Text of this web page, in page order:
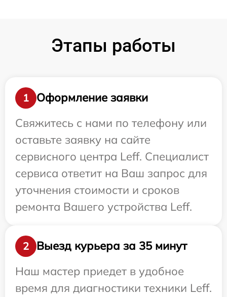
Этапы работы
1
Оформление заявки
Свяжитесь с нами по телефону или
оставьте заявку на сайте
сервисного центра Leff. Специалист
сервиса ответит на Ваш запрос для
уточнения стоимости и сроков
ремонта Вашего устройства Leff.
2
Выезд курьера за 35 минут
Наш мастер приедет в удобное
время для диагностики техники Leff.